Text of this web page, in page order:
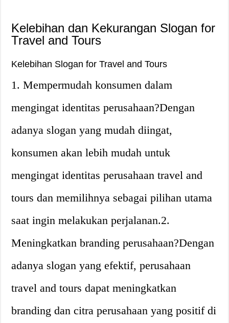
Kelebihan dan Kekurangan Slogan for
Travel and Tours
Kelebihan Slogan for Travel and Tours
1. Mempermudah konsumen dalam
mengingat identitas perusahaan?Dengan
adanya slogan yang mudah diingat,
konsumen akan lebih mudah untuk
mengingat identitas perusahaan travel and
tours dan memilihnya sebagai pilihan utama
saat ingin melakukan perjalanan.2.
Meningkatkan branding perusahaan?Dengan
adanya slogan yang efektif, perusahaan
travel and tours dapat meningkatkan
branding dan citra perusahaan yang positif di